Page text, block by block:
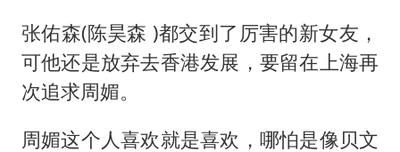
张佑森(陈昊森 )都交到了厉害的新女友，
可他还是放弃去香港发展，要留在上海再
次追求周媚。
周媚这个人喜欢就是喜欢，哪怕是像贝文